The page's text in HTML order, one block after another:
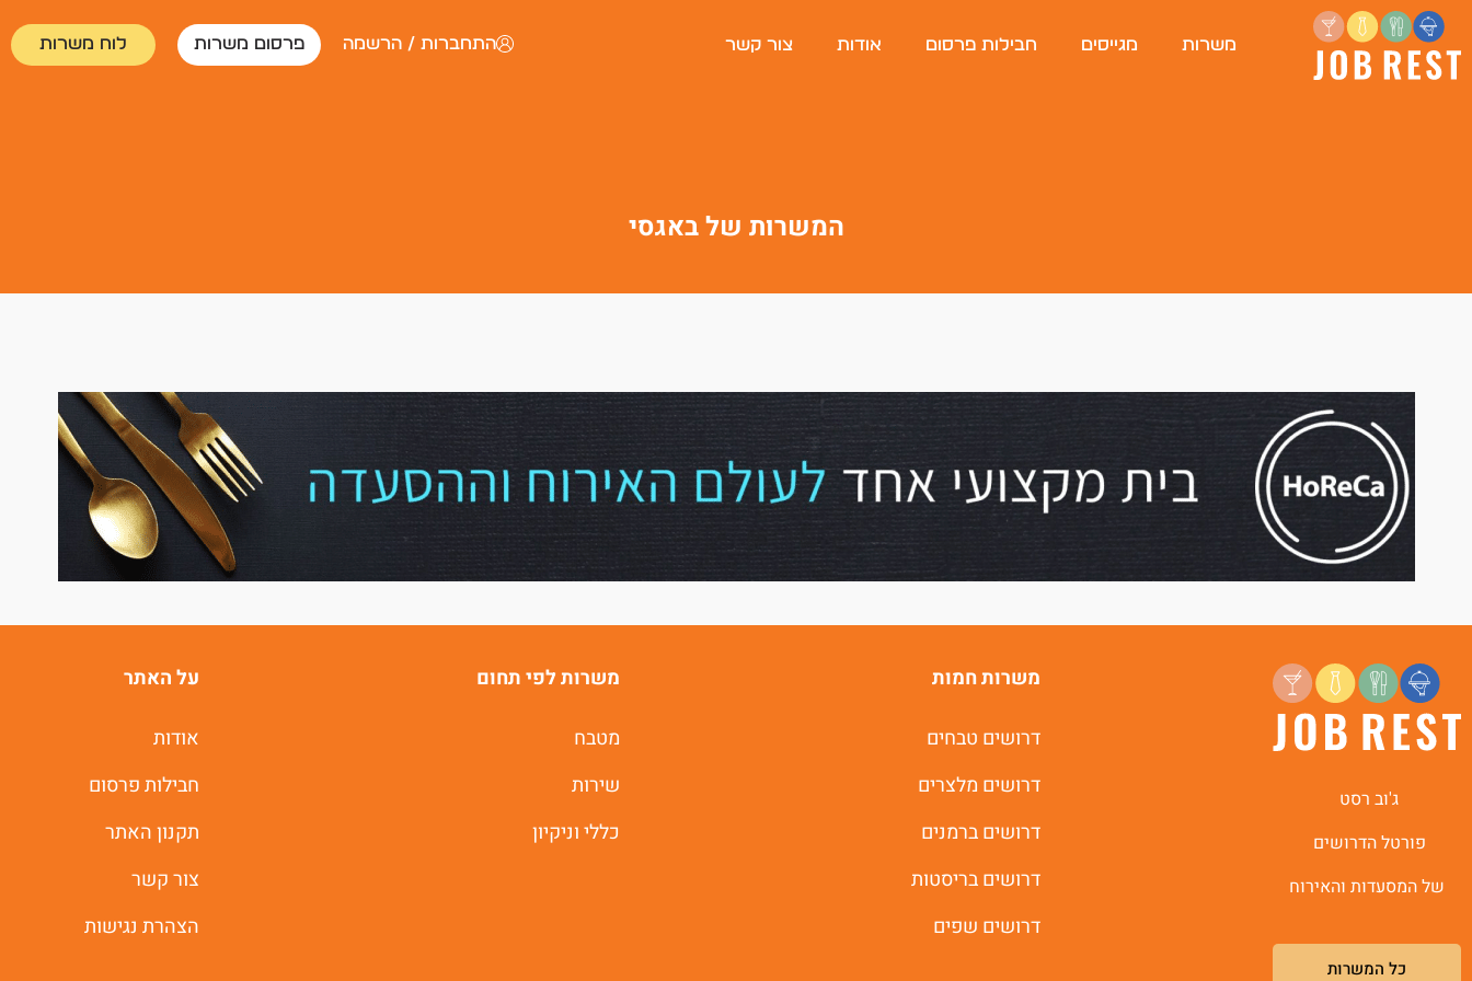
משרות מגייסים חבילות פרסום אודות צור קשר התחברות / הרשמה פרסום משרות לוח משרות
המשרות של באגסי
ג'וב רסט
פורטל הדרושים
של המסעדות והאירוח
כל המשרות
משרות חמות
דרושים טבחים
דרושים מלצרים
דרושים ברמנים
דרושים בריסטות
דרושים שפים
משרות לפי תחום
מטבח
שירות
כללי וניקיון
על האתר
אודות
חבילות פרסום
תקנון האתר
צור קשר
הצהרת נגישות
היי, אני סיגי
הצ'אטבוט החכמה
של ג'וב רסט.